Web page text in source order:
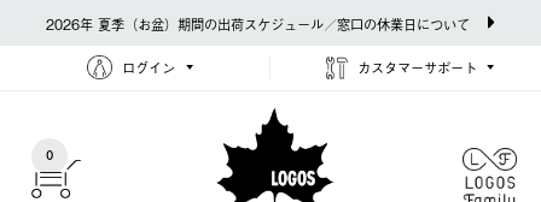
2026年 夏季（お盆）期間の出荷スケジュール／窓口の休業日について
ログイン カスタマーサポート
0